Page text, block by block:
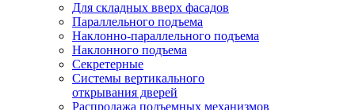
Для складных вверх фасадов
Параллельного подъема
Наклонно-параллельного подъема
Наклонного подъема
Секретерные
Системы вертикального
открывания дверей
Распродажа подъемных механизмов